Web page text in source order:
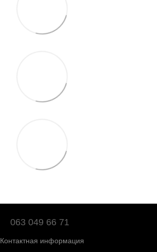
063 049 66 71
Контактная информация